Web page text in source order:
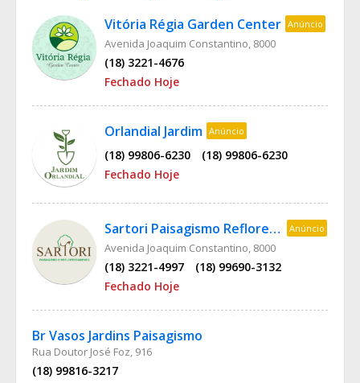
Vitória Régia Garden Center Anúncio
Avenida Joaquim Constantino, 8000
(18) 3221-4676
Fechado Hoje
Orlandial Jardim Anúncio
(18) 99806-6230
(18) 99806-6230
Fechado Hoje
Sartori Paisagismo Reflorestamento Anúncio
Avenida Joaquim Constantino, 8000
(18) 3221-4997
(18) 99690-3132
Fechado Hoje
Br Vasos Jardins Paisagismo
Rua Doutor José Foz, 916
(18) 99816-3217